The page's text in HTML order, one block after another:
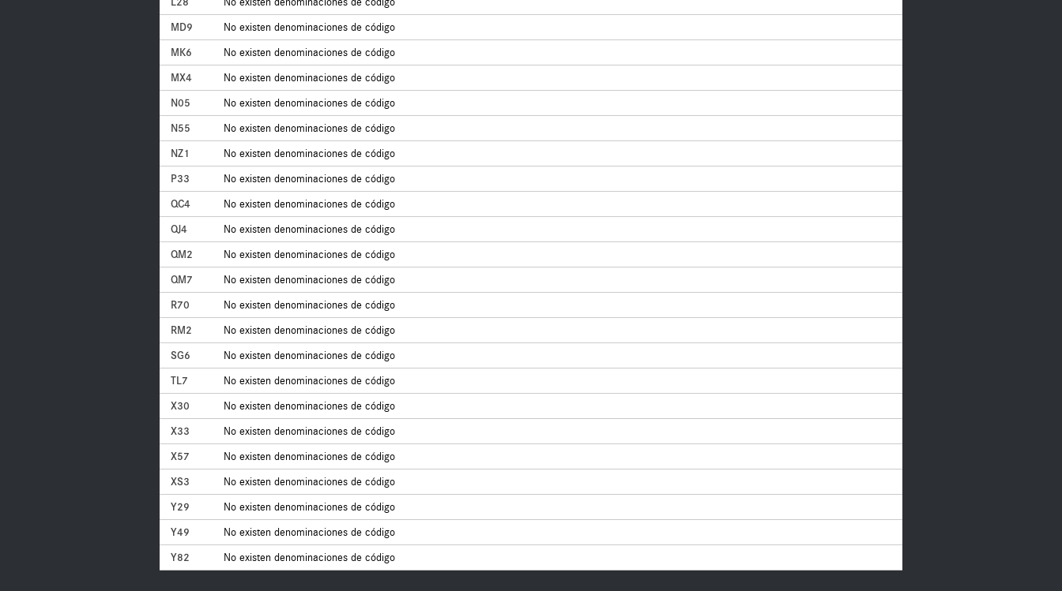
MD9
No existen denominaciones de código
MK6
No existen denominaciones de código
MX4
No existen denominaciones de código
N05
No existen denominaciones de código
N55
No existen denominaciones de código
NZ1
No existen denominaciones de código
P33
No existen denominaciones de código
QC4
No existen denominaciones de código
QJ4
No existen denominaciones de código
QM2
No existen denominaciones de código
QM7
No existen denominaciones de código
R70
No existen denominaciones de código
RM2
No existen denominaciones de código
SG6
No existen denominaciones de código
TL7
No existen denominaciones de código
X30
No existen denominaciones de código
X33
No existen denominaciones de código
X57
No existen denominaciones de código
XS3
No existen denominaciones de código
Y29
No existen denominaciones de código
Y49
No existen denominaciones de código
Y82
No existen denominaciones de código